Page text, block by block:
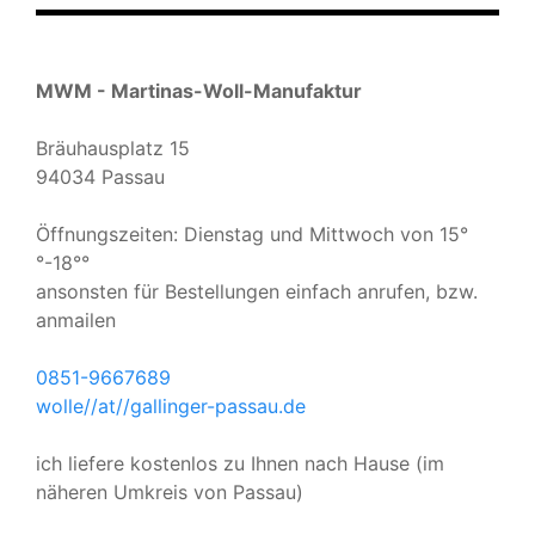
MWM - Martinas-Woll-Manufaktur
Bräuhausplatz 15
94034 Passau
Öffnungszeiten: Dienstag und Mittwoch von 15°
°-18°°
ansonsten für Bestellungen einfach anrufen, bzw.
anmailen
0851-9667689
wolle//at//gallinger-passau.de
ich liefere kostenlos zu Ihnen nach Hause (im
näheren Umkreis von Passau)